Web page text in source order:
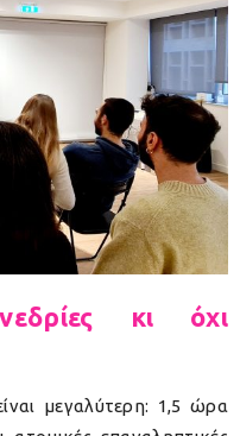
κι όχι
μεγαλύτερη: 1,5 ώρα